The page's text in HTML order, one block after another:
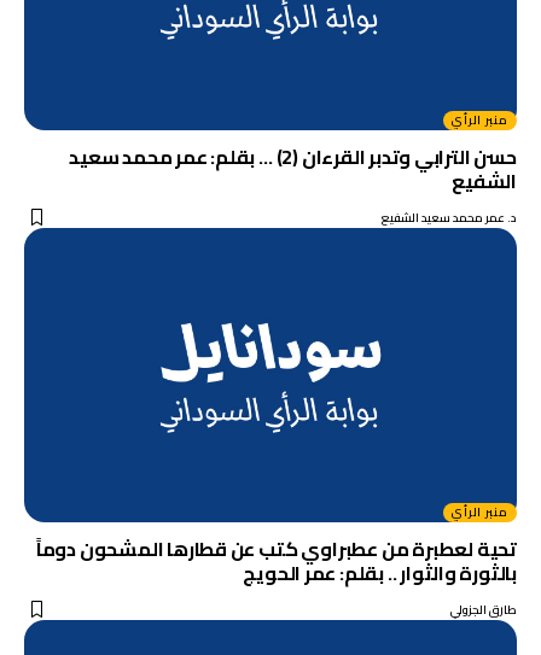
منبر الرأي
حسن الترابي وتدبر القرءان (2) … بقلم: عمر محمد سعيد
الشفيع
د. عمر محمد سعيد الشفيع
منبر الرأي
تحية لعطبرة من عطبراوي كتب عن قطارها المشحون دوماً
بالثورة والثوار .. بقلم: عمر الحويج
طارق الجزولي